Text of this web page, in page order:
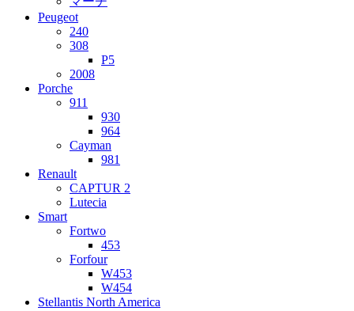
Peugeot
240
308
P5
2008
Porche
911
930
964
Cayman
981
Renault
CAPTUR 2
Lutecia
Smart
Fortwo
453
Forfour
W453
W454
Stellantis North America